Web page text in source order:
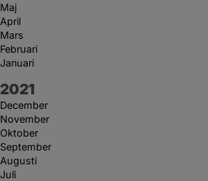
Maj
April
Mars
Februari
Januari
År:
2021
December
November
Oktober
September
Augusti
Juli